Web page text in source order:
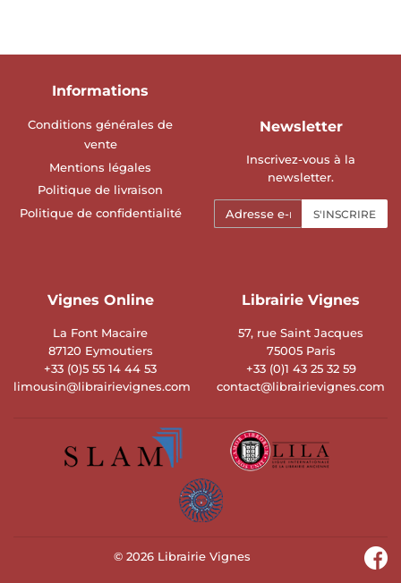
Informations
Conditions générales de
vente
Mentions légales
Politique de livraison
Politique de confidentialité
Newsletter
Inscrivez-vous à la
newsletter.
mails
S'INSCRIRE
Librairie Vignes
57, rue Saint Jacques
75005 Paris
+33 (0)1 43 25 32 59
contact@librairievignes.com
Vignes Online
La Font Macaire
87120 Eymoutiers
+33 (0)5 55 14 44 53
limousin@librairievignes.com
© 2026 Librairie Vignes